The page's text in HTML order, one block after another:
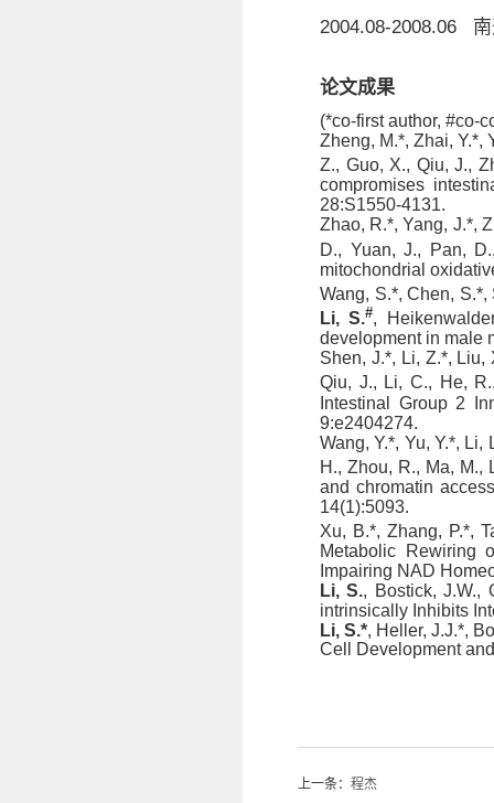
2004.08-2008.06
论文成果
(*co-first author, #co-
Zheng, M.*, Zhai, Y.*,
Z., Guo, X., Qiu, J.,
compromises
28:S1550-4131.
Zhao, R.*, Yang, J.*,
D., Yuan, J., Pan,
mitochondrial
Wang, S.*, Chen, S.*,
Li, S.#,
development in male
Shen, J.*, Li, Z.*, Liu,
Qiu, J., Li, C., He,
Intestinal Group 2
9:e2404274.
Wang, Y.*, Yu, Y.*,
H., Zhou, R., Ma, M.,
and chromatin
14(1):5093.
Xu, B.*, Zhang, P.*,
Metabolic Rewiring
Impairing NAD
Li, S., Bostick, J.W.,
intrinsically Inhibits
Li, S.*, Heller, J.J.*,
Cell Development
上一条： 程杰